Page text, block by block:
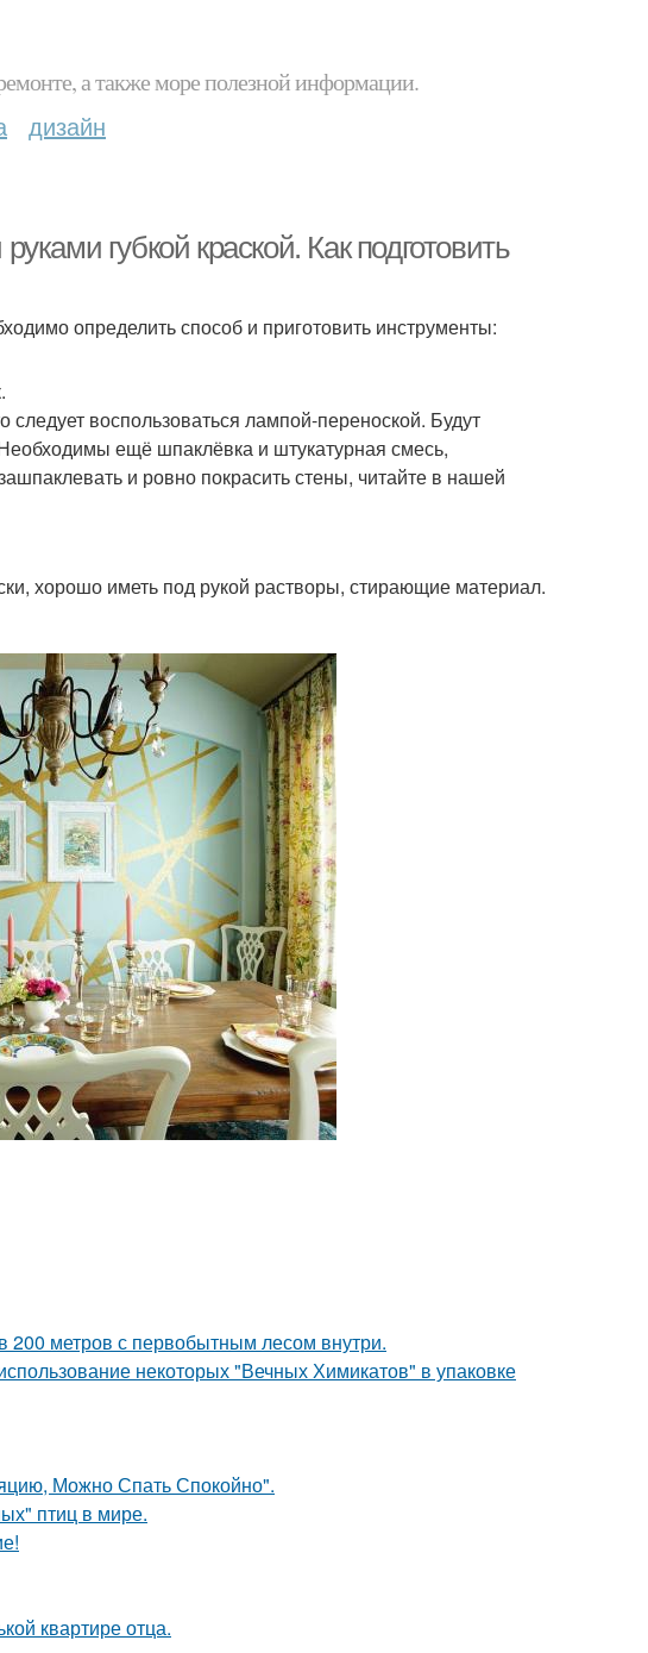
а также море полезной информации.
дизайн
губкой краской. Как подготовить
определить способ и приготовить инструменты:
воспользоваться лампой-переноской. Будут
ещё шпаклёвка и штукатурная смесь,
и ровно покрасить стены, читайте в нашей
хорошо иметь под рукой растворы, стирающие материал.
200 метров с первобытным лесом внутри.
некоторых "Вечных Химикатов" в упаковке
Можно Спать Спокойно".
птиц в мире.
квартире отца.